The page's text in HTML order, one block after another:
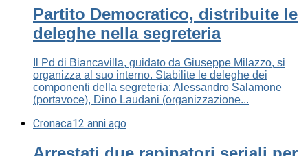
Partito Democratico, distribuite le
deleghe nella segreteria
Il Pd di Biancavilla, guidato da Giuseppe Milazzo, si
organizza al suo interno. Stabilite le deleghe dei
componenti della segreteria: Alessandro Salamone
(portavoce), Dino Laudani (organizzazione...
Cronaca12 anni ago